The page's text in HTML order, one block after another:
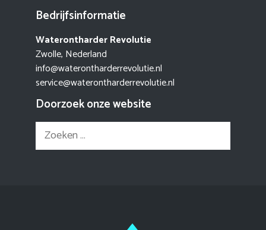
Bedrijfsinformatie
Waterontharder Revolutie
Zwolle, Nederland
info@waterontharderrevolutie.nl
service@waterontharderrevolutie.nl
Doorzoek onze website
Zoek
naar: